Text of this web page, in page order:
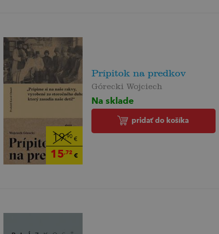
19,90€
15,72€
Prípitok na predkov
Górecki Wojciech
Na sklade
pridať do košíka